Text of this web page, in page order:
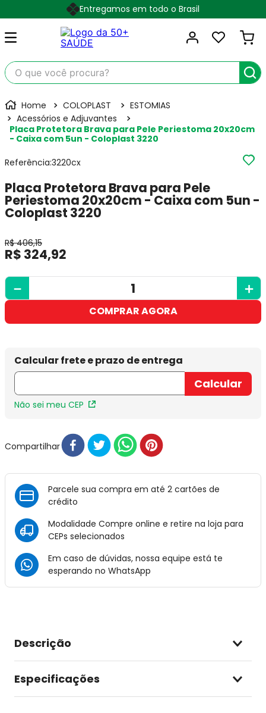
Entregamos em todo o Brasil
O que você procura?
COLOPLAST
ESTOMIAS
Acessórios e Adjuvantes
Placa Protetora Brava para Pele Periestoma 20x20cm
- Caixa com 5un - Coloplast 3220
Referência:3220cx
Placa Protetora Brava para Pele
Periestoma 20x20cm - Caixa com 5un -
Coloplast 3220
R$ 406,15
R$ 324,92
＋
－
COMPRAR AGORA
Não sei meu CEP
Compartilhar
Parcele sua compra em até 2 cartões de
crédito
Modalidade Compre online e retire na loja para
CEPs selecionados
Em caso de dúvidas, nossa equipe está te
esperando no WhatsApp
Descrição
Especificações